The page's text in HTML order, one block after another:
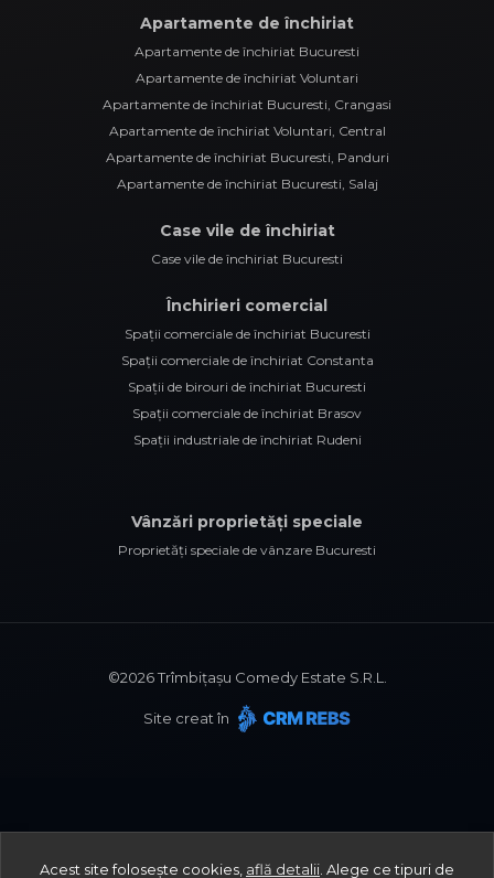
Apartamente de închiriat
Apartamente de închiriat Bucuresti
Apartamente de închiriat Voluntari
Apartamente de închiriat Bucuresti, Crangasi
Apartamente de închiriat Voluntari, Central
Apartamente de închiriat Bucuresti, Panduri
Apartamente de închiriat Bucuresti, Salaj
Case vile de închiriat
Case vile de închiriat Bucuresti
Închirieri comercial
Spații comerciale de închiriat Bucuresti
Spații comerciale de închiriat Constanta
Spații de birouri de închiriat Bucuresti
Spații comerciale de închiriat Brasov
Spații industriale de închiriat Rudeni
Vânzări proprietăți speciale
Proprietăți speciale de vânzare Bucuresti
©2026Trîmbițașu Comedy Estate S.R.L.
Site creat în
Acest site folosește cookies, află detalii Alege ce tipuri de